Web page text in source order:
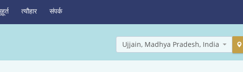
त्यौहार संपर्क
Ujjain, Madhya Pradesh, India